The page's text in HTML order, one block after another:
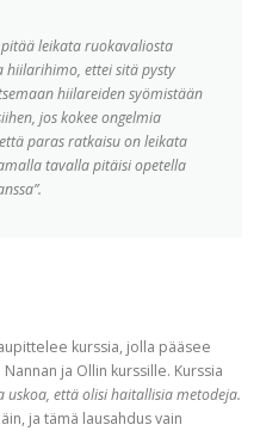
pitää leikata ruokavaliosta
hiilarihimo, ettei sitä pysty
hiilareiden syömistään
jos kokee ongelmia
paras ratkaisu on leikata
tavalla pitäisi opetella
kurssia, jolla pääsee
ja Ollin kurssille. Kurssia
uskoa, että olisi haitallisia metodeja.
ja tämä lausahdus vain